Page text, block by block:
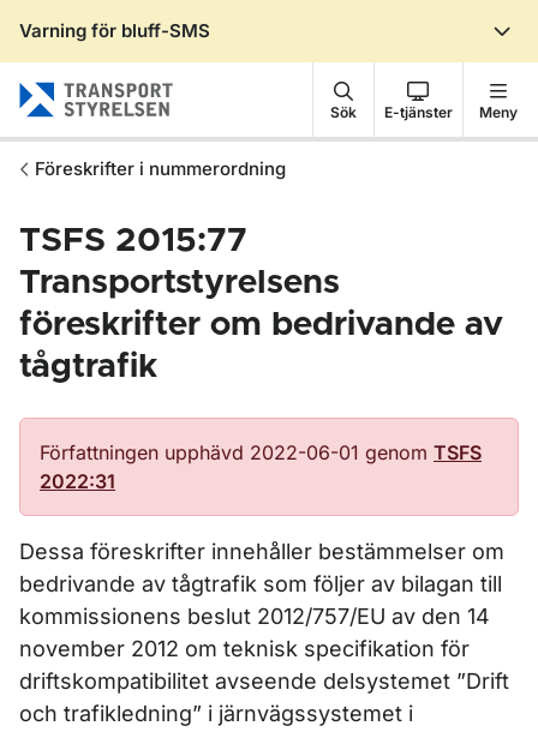
Varning för bluff-SMS
Sök E-tjänster Meny
Föreskrifter i nummerordning
TSFS 2015:77
Transportstyrelsens
föreskrifter om bedrivande av
tågtrafik
Författningen upphävd 2022-06-01 genom TSFS
2022:31
Dessa föreskrifter innehåller bestämmelser om
bedrivande av tågtrafik som följer av bilagan till
kommissionens beslut 2012/757/EU av den 14
november 2012 om teknisk specifikation för
driftskompatibilitet avseende delsystemet ”Drift
och trafikledning” i järnvägssystemet i